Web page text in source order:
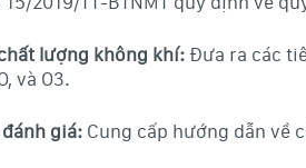
lượng không khí:Đưa ra các
và O3.
giá:Cung cấp hướng dẫn về